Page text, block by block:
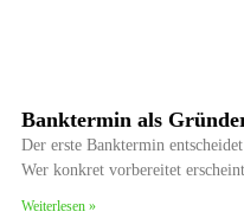
Banktermin als
Der erste Banktermin
Wer konkret vorbereitet
Weiterlesen »